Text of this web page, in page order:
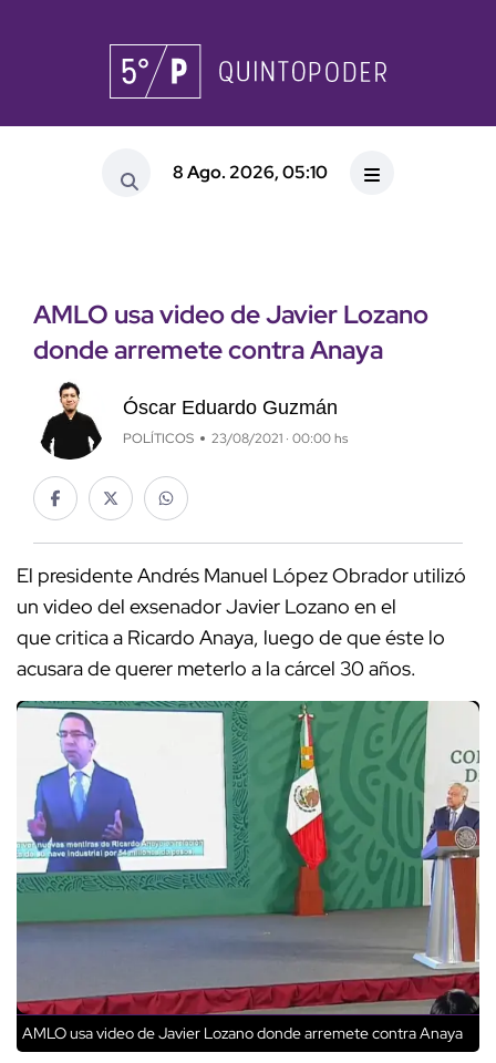
8 Ago. 2026, 05:10
AMLO usa video de Javier Lozano
donde arremete contra Anaya
Óscar Eduardo Guzmán
POLÍTICOS 23/08/2021 · 00:00 hs
El presidente Andrés Manuel López Obrador utilizó
un video del exsenador Javier Lozano en el
que critica a Ricardo Anaya, luego de que éste lo
acusara de querer meterlo a la cárcel 30 años.
AMLO usa video de Javier Lozano donde arremete contra Anaya